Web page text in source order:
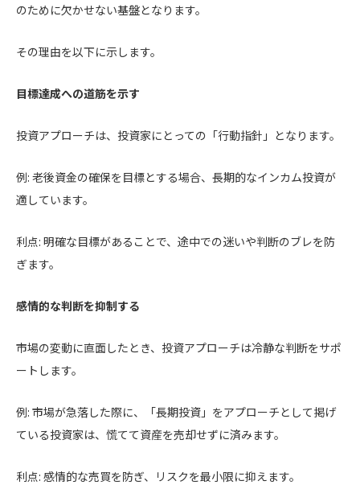
のために欠かせない基盤となります。
その理由を以下に示します。
目標達成への道筋を示す
投資アプローチは、投資家にとっての「行動指針」となります。
例: 老後資金の確保を目標とする場合、長期的なインカム投資が
適しています。
利点: 明確な目標があることで、途中での迷いや判断のブレを防
ぎます。
感情的な判断を抑制する
市場の変動に直面したとき、投資アプローチは冷静な判断をサポ
ートします。
例: 市場が急落した際に、「長期投資」をアプローチとして掲げ
ている投資家は、慌てて資産を売却せずに済みます。
利点: 感情的な売買を防ぎ、リスクを最小限に抑えます。